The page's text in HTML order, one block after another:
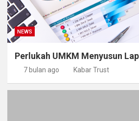
NEWS
Perlukah UMKM Menyusun
7 bulan ago Kabar Trust